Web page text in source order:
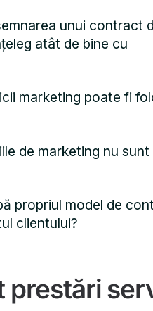
unui contract
atât de bine cu
marketing poate fi
de marketing nu sunt
propriul model de
clientului?
prestări